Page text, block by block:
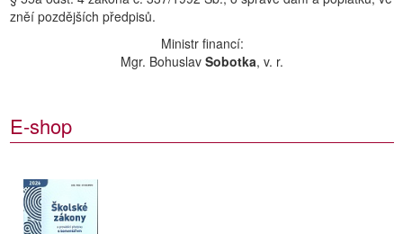
zněí pozdějších předpisů.
Ministr financí:
Mgr. Bohuslav Sobotka, v. r.
E-shop